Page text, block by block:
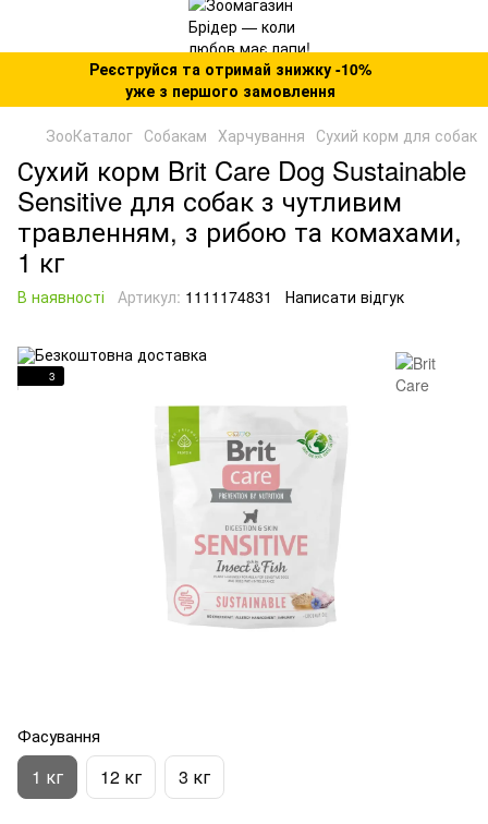
Реєструйся та отримай знижку -10%
уже з першого замовлення
ЗооКаталог Собакам Харчування Сухий корм для собак
Сухий корм Brit Care Dog Sustainable
Sensitive для собак з чутливим
травленням, з рибою та комахами,
1 кг
В наявності Артикул: 1111174831 Написати відгук
3
Фасування
1 кг 12 кг 3 кг